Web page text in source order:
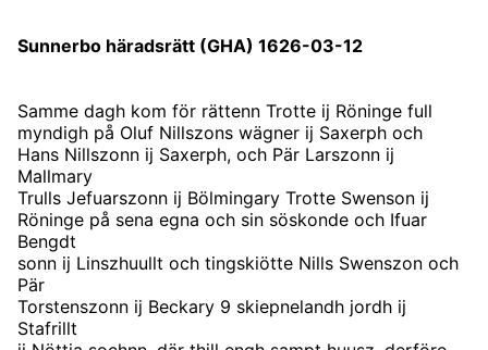
Sunnerbo häradsrätt (GHA) 1626-03-12
Samme dagh kom för rättenn Trotte ij Röninge full
myndigh på Oluf Nillszons wägner ij Saxerph och
Hans Nillszonn ij Saxerph, och Pär Larszonn ij
Mallmary
Trulls Jefuarszonn ij Bölmingary Trotte Swenson ij
Röninge på sena egna och sin söskonde och Ifuar
Bengdt
sonn ij Linszhuullt och tingskiötte Nills Swenszon och
Pär
Torstenszonn ij Beckary 9 skiepnelandh jordh ij
Stafrillt